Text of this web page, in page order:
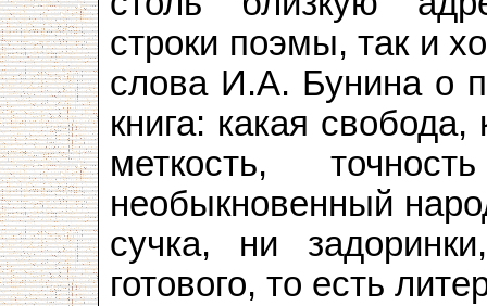
строки поэмы, так и
слова И.А. Бунина о
книга: какая
меткость,
необыкновенный
сучка, ни
готового, то есть